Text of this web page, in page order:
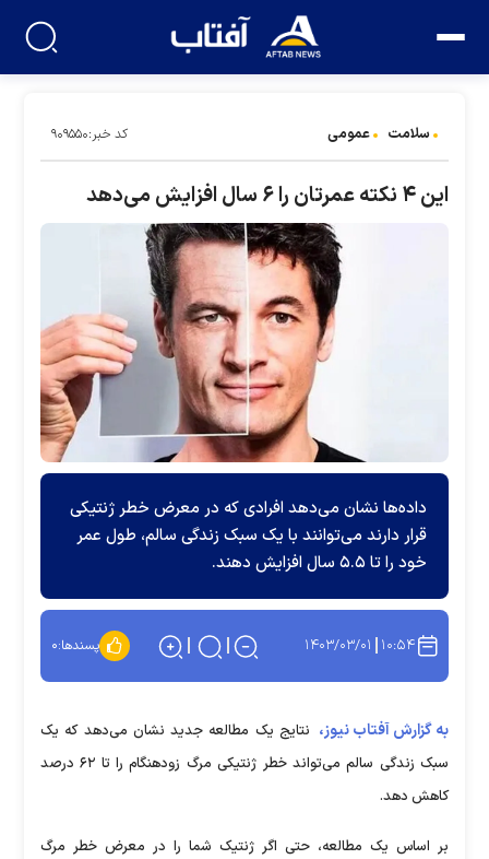
سلامت عمومی کد خبر:۹۰۹۵۵۰
این ۴ نکته عمرتان را ۶ سال افزایش می‌دهد
داده‌ها نشان می‌دهد افرادی که در معرض خطر ژنتیکی
قرار دارند می‌توانند با یک سبک زندگی سالم، طول عمر
خود را تا ۵.۵ سال افزایش دهند.
۱۰:۵۴ ۱۴۰۳/۰۳/۰۱ پسندها:۰
به گزارش آفتاب نیوز، نتایج یک مطالعه جدید نشان می‌دهد که یک
سبک زندگی سالم می‌تواند خطر ژنتیکی مرگ زودهنگام را تا ۶۲ درصد
کاهش دهد.
بر اساس یک مطالعه، حتی اگر ژنتیک شما را در معرض خطر مرگ